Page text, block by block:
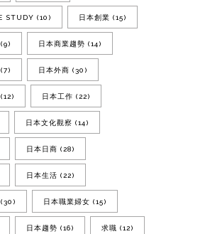
STUDY (10) 日本創業 (15)
(9) 日本商業趨勢 (14)
(7) 日本外商 (30)
(12) 日本工作 (22)
日本文化觀察 (14)
日本日商 (28)
日本生活 (22)
(30) 日本職業婦女 (15)
日本趨勢 (16) 求職 (12)